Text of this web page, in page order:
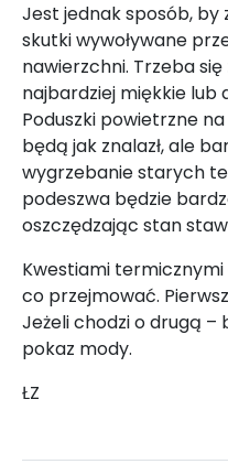
Jest jednak sposób,
skutki wywoływane
nawierzchni. Trzeba
najbardziej miękkie lub
Poduszki powietrzne
będą jak znalazł, ale
wygrzebanie starych
podeszwa będzie
oszczędzając stan
Kwestiami
co przejmować.
Jeżeli chodzi o drugą –
pokaz mody.
ŁZ